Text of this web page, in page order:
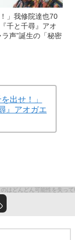
！」我修院達也70
千と千尋』アオ
ラ声”誕生の「秘密
を出せ！」
』アオガエ
はどんどん可能性を失っ